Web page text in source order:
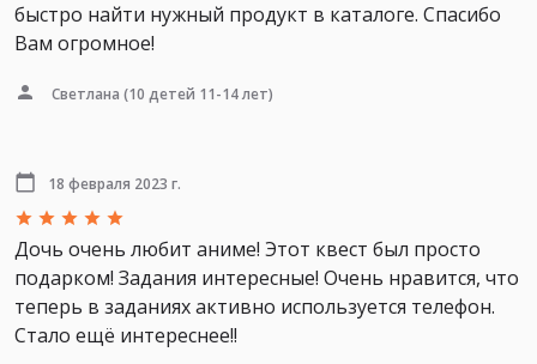
быстро найти нужный продукт в каталоге. Спасибо
Вам огромное!
Светлана (10 детей 11-14 лет)
18 февраля 2023 г.
Дочь очень любит аниме! Этот квест был просто
подарком! Задания интересные! Очень нравится, что
теперь в заданиях активно используется телефон.
Стало ещё интереснее!!